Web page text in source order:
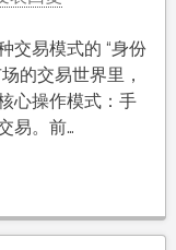
交易模式的 “身份
的交易世界里，
心操作模式：手
易。前…